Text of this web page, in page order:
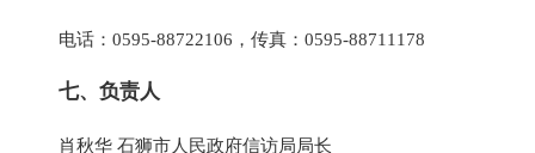
电话：0595-88722106，传真：0595-88711178
七、负责人
肖秋华 石狮市人民政府信访局局长